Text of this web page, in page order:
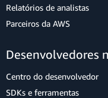
Relatórios de analistas
Parceiros da AWS
Desenvolvedores
Centro do desenvolvedor
SDKs e ferramentas